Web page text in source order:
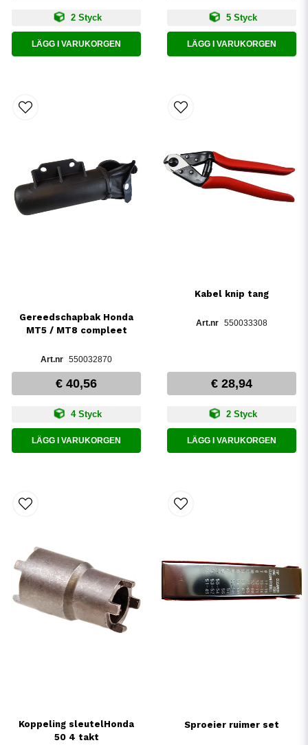
2 Styck
LÄGG I VARUKORGEN
5 Styck
LÄGG I VARUKORGEN
Gereedschapbak Honda
MT5 / MT8 compleet
550032870
€ 40,56
4 Styck
LÄGG I VARUKORGEN
Kabel knip tang
550033308
€ 28,94
2 Styck
LÄGG I VARUKORGEN
Koppeling sleutelHonda
50 4 takt
Sproeier ruimer set